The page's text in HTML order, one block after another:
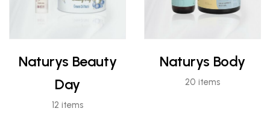
Naturys Beauty
Day
12 items
Naturys Body
20 items